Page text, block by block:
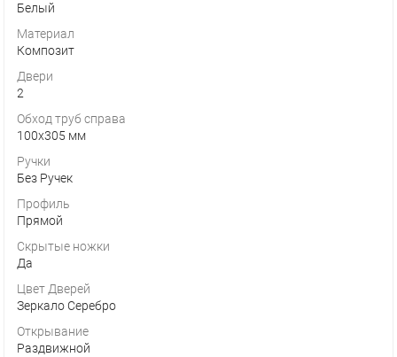
Белый
Материал
Композит
Двери
2
Обход труб справа
100х305 мм
Ручки
Без Ручек
Профиль
Прямой
Скрытые ножки
Да
Цвет Дверей
Зеркало Серебро
Открывание
Раздвижной